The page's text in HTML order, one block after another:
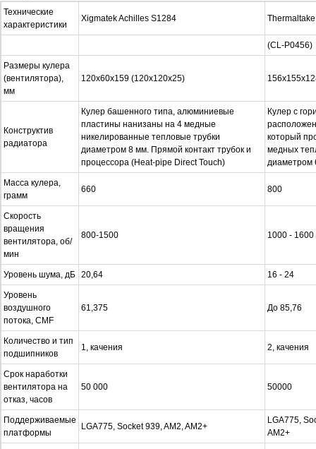
Технические
характеристики
Xigmatek Achilles S1284
(CL-P0456)
Размеры кулера
(вентилятора),
мм
120х60х159 (120х120х25)
Конструктив
радиатора
Кулер башенного типа, алюминиевые
пластины нанизаны на 4 медные
никелированные тепловые трубки
диаметром 8 мм. Прямой контакт трубок и
процессора (Heat-pipe Direct Touch)
Кулер с
который
медных
диаметром
Масса кулера,
грамм
660 800
Скорость
вращения
вентилятора, об/
мин
800-1500 1000 - 1600
Уровень шума, дБ 20,64 16 - 24
Уровень
воздушного
потока, CMF
61,375 До 85,76
Количество и тип
подшипников
1, качения 2, качения
Срок наработки
вентилятора на
отказ, часов
50 000 50000
Поддерживаемые
платформы
LGA775, Socket 939, AM2, AM2+
LGA775,
AM2+